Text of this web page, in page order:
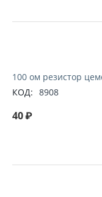
100 ом резистор
КОД: 8908
40₽